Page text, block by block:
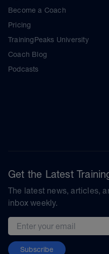
Become a Coach
Pricing
TrainingPeaks University
Coach Blog
Podcasts
Get the Latest
The latest news, articles,
inbox weekly.
Email address
Subscribe